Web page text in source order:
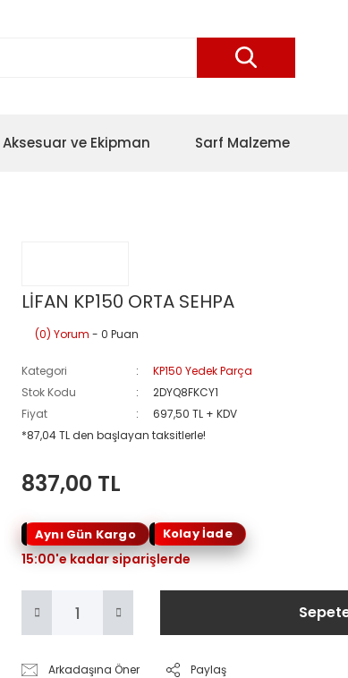
Aksesuar ve Ekipman Sarf Malzeme
LİFAN KP150 ORTA SEHPA
(0) Yorum - 0 Puan
Kategori
KP150 Yedek Parça
Stok Kodu
2DYQ8FKCY1
Fiyat
697,50 TL + KDV
*87,04 TL den başlayan taksitlerle!
837,00 TL
Aynı Gün Kargo Kolay İade
15:00'e kadar siparişlerde
Arkadaşına Öner Paylaş